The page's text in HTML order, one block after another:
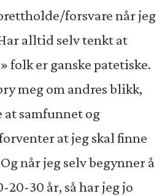
forsvare når jeg
alltid selv tenkt at
folk er ganske patetiske.
meg om andres blikk,
at samfunnet og
at jeg skal finne
når jeg selv begynner å
20-30 år, så har jeg jo